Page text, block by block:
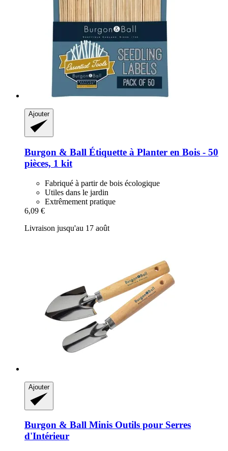
Ajouter
Burgon & Ball Étiquette à Planter en Bois -​ 50
pièces, 1 kit
Fabriqué à partir de bois écologique
Utiles dans le jardin
Extrêmement pratique
6,09 €
Livraison jusqu'au 17 août
Ajouter
Burgon & Ball Minis Outils pour Serres
d'Intérieur